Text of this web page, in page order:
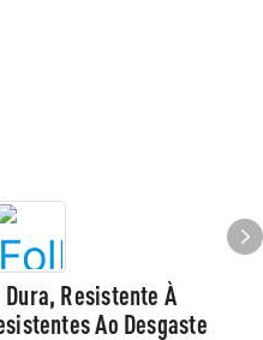
Resistente À
Ao Desgaste